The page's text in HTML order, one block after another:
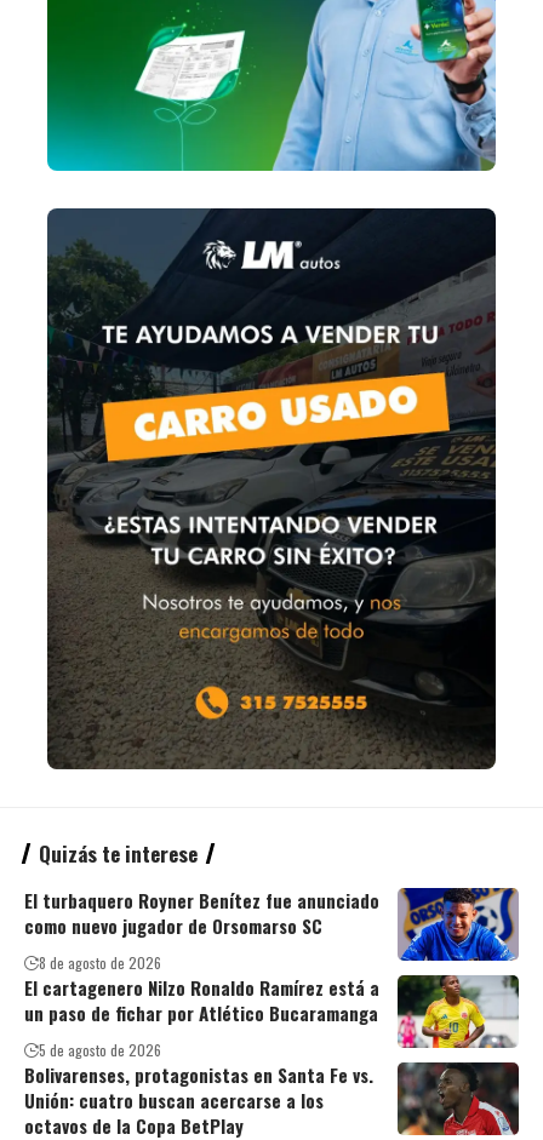
Quizás te interese
El turbaquero Royner Benítez fue anunciado
como nuevo jugador de Orsomarso SC
8 de agosto de 2026
El cartagenero Nilzo Ronaldo Ramírez está a
un paso de fichar por Atlético Bucaramanga
5 de agosto de 2026
Bolivarenses, protagonistas en Santa Fe vs.
Unión: cuatro buscan acercarse a los
octavos de la Copa BetPlay